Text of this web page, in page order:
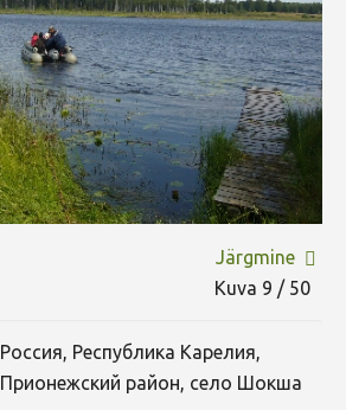
Järgmine
Kuva 9 / 50
Россия, Республика Карелия,
Прионежский район, село Шокша